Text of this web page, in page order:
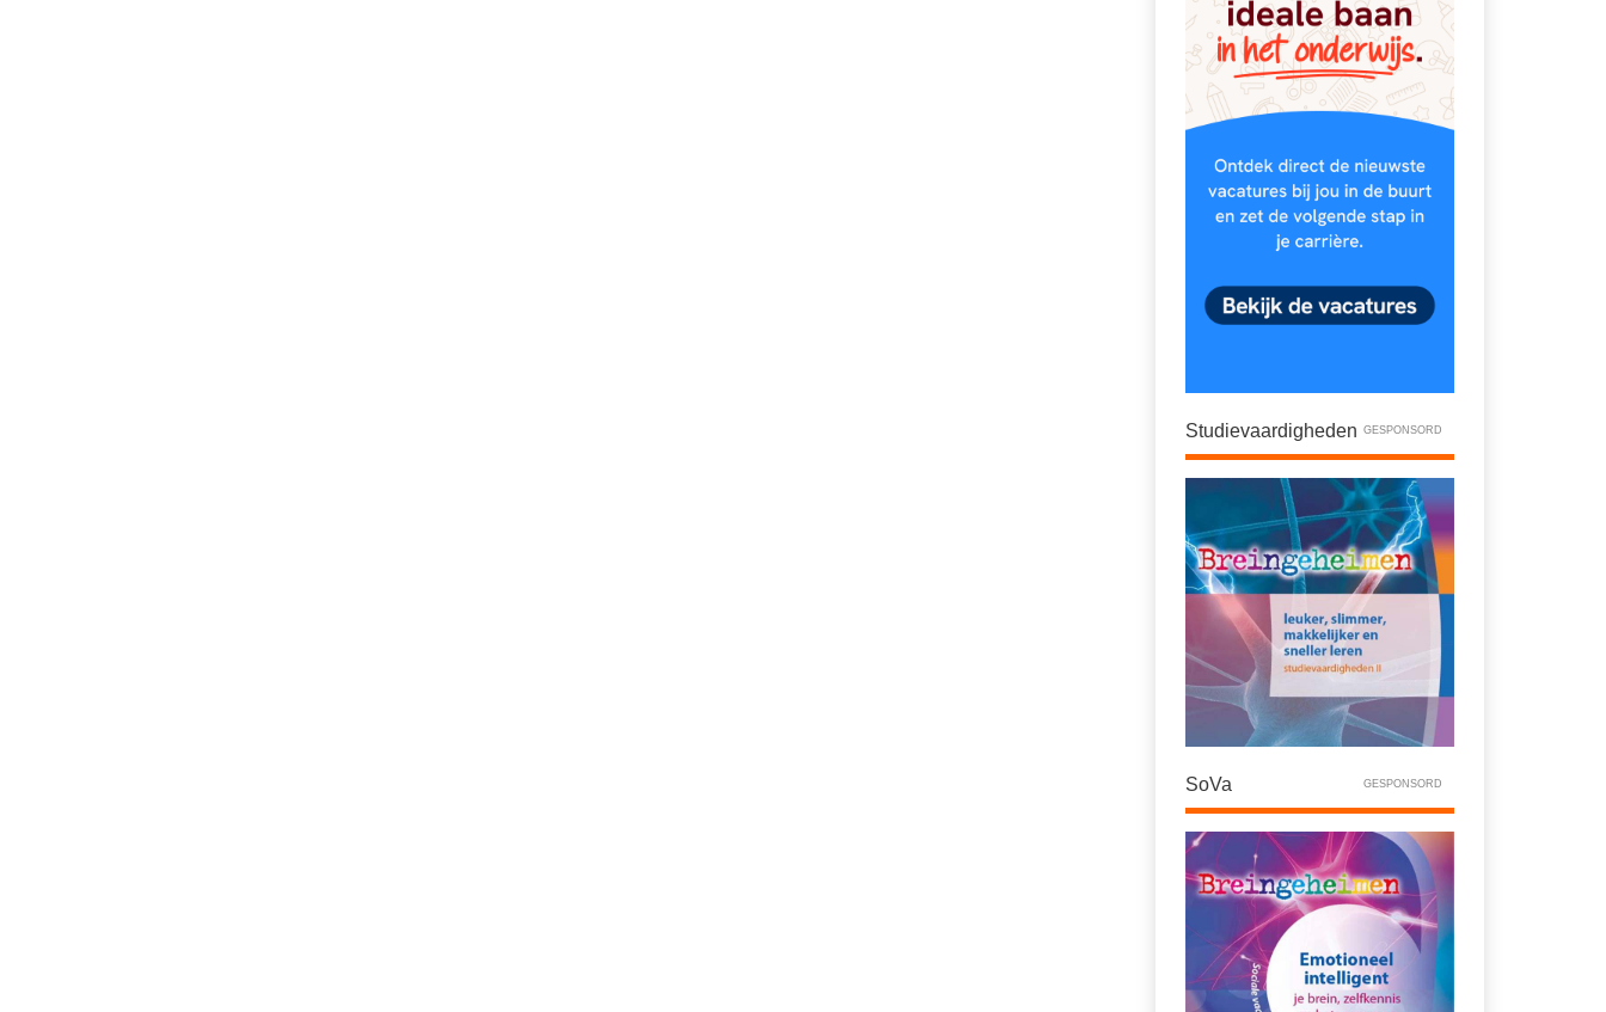
Studievaardigheden GESPONSORD
SoVa GESPONSORD